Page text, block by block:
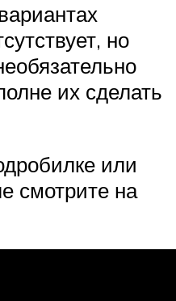
но
их сделать
или
смотрите на